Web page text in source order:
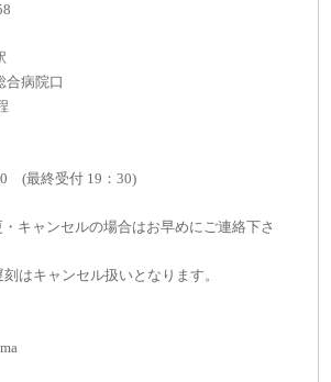
病院口
(最終受付 19：30)
キャンセルの場合はお早めにご連絡下さ
はキャンセル扱いとなります。